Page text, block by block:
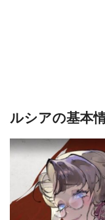
ルシアの基本